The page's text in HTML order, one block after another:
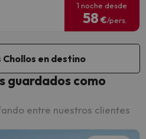
1 noche desde
58 €/pers.
en destino
guardados como
entre nuestros clientes